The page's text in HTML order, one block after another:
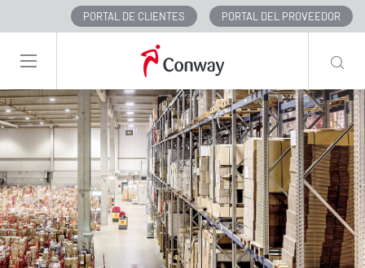
PORTAL DE CLIENTES PORTAL DEL PROVEEDOR